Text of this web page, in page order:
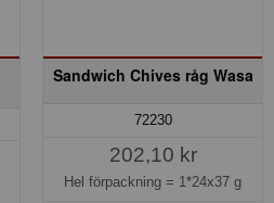
Sandwich Chives råg Wasa
72230
202,10 kr
Hel förpackning = 1*24x37 g